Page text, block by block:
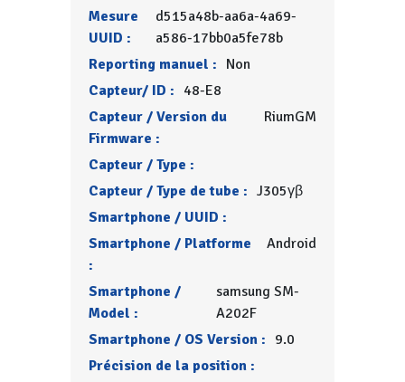
Mesure
UUID :
d515a48b-aa6a-4a69-
a586-17bb0a5fe78b
Reporting manuel : Non
Capteur/ ID : 48-E8
Capteur / Version du
Firmware :
RiumGM
Capteur / Type :
Capteur / Type de tube : J305γβ
Smartphone / UUID :
Smartphone / Platforme
:
Android
Smartphone /
Model :
samsung SM-
A202F
Smartphone / OS Version : 9.0
Précision de la position :